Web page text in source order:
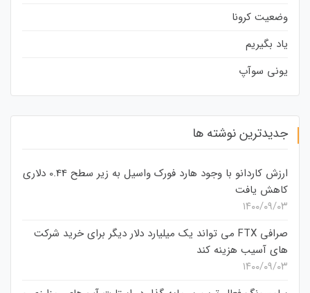
وضعیت کرونا
یاد بگیریم
یونی سوآپ
جدیدترین نوشته ها
ارزش کاردانو با وجود هارد فورک واسیل به زیر سطح 0.44 دلاری
کاهش یافت
۱۴۰۰/۰۹/۰۳
صرافی FTX می تواند یک میلیارد دلار دیگر برای خرید شرکت
های آسیب هزینه کند
۱۴۰۰/۰۹/۰۳